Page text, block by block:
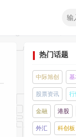
热门话题
中际旭创
股票资讯
金融 港股
外汇 科创板